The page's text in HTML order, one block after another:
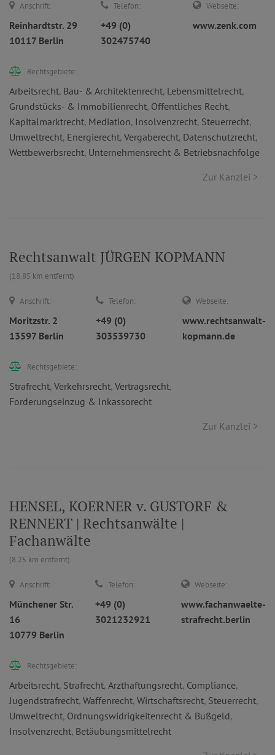
Anschrift:
Reinhardtstr. 29
10117 Berlin
Telefon:
+49 (0)
302475740
Webseite:
www.zenk.com
Rechtsgebiete:
Arbeitsrecht, Bau- & Architektenrecht, Lebensmittelrecht,
Grundstücks- & Immobilienrecht, Öffentliches Recht,
Kapitalmarktrecht, Mediation, Insolvenzrecht, Steuerrecht,
Umweltrecht, Energierecht, Vergaberecht, Datenschutzrecht,
Wettbewerbsrecht, Unternehmensrecht & Betriebsnachfolge
Zur Kanzlei >
Rechtsanwalt JÜRGEN KOPMANN
(18.85 km entfernt)
Anschrift:
Moritzstr. 2
13597 Berlin
Telefon:
+49 (0)
303539730
Webseite:
www.rechtsanwalt-
kopmann.de
Rechtsgebiete:
Strafrecht, Verkehrsrecht, Vertragsrecht,
Forderungseinzug & Inkassorecht
Zur Kanzlei >
HENSEL, KOERNER v. GUSTORF &
RENNERT | Rechtsanwälte |
Fachanwälte
(8.25 km entfernt)
Anschrift:
Münchener Str.
16
10779 Berlin
Telefon:
+49 (0)
3021232921
Webseite:
www.fachanwaelte-
strafrecht.berlin
Rechtsgebiete:
Arbeitsrecht, Strafrecht, Arzthaftungsrecht, Compliance,
Jugendstrafrecht, Waffenrecht, Wirtschaftsrecht, Steuerrecht,
Umweltrecht, Ordnungswidrigkeitenrecht & Bußgeld,
Insolvenzrecht, Betäubungsmittelrecht